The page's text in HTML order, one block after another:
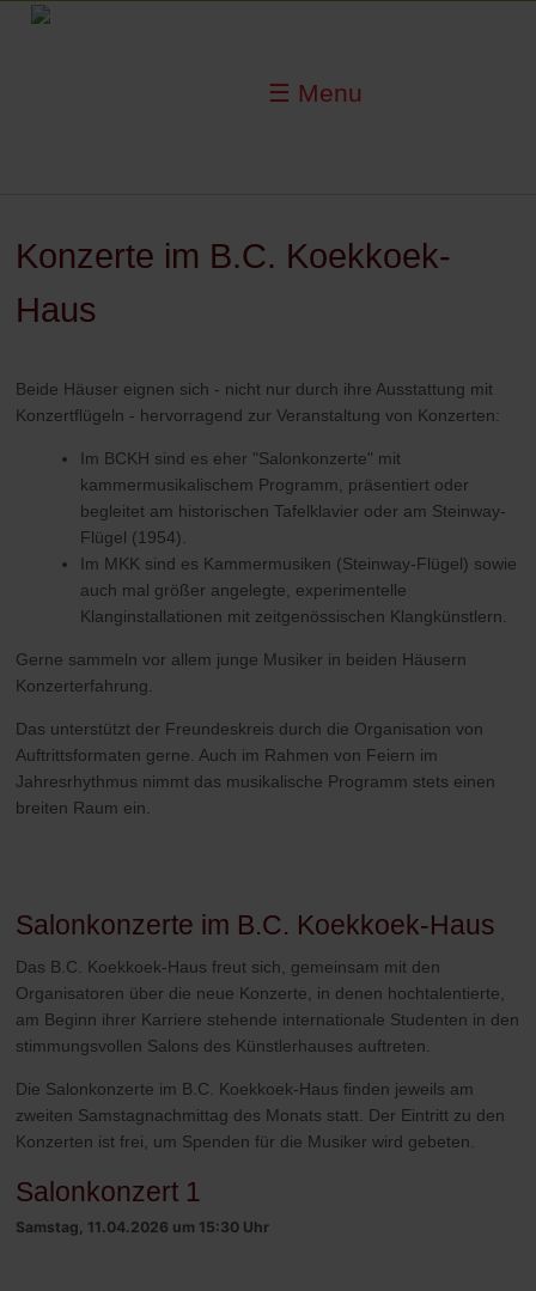
☰ Menu
Konzerte im B.C. Koekkoek-
Haus
Beide Häuser eignen sich - nicht nur durch ihre Ausstattung mit
Konzertflügeln - hervorragend zur Veranstaltung von Konzerten:
Im BCKH sind es eher "Salonkonzerte" mit
kammermusikalischem Programm, präsentiert oder
begleitet am historischen Tafelklavier oder am Steinway-
Flügel (1954).
Im MKK sind es Kammermusiken (Steinway-Flügel) sowie
auch mal größer angelegte, experimentelle
Klanginstallationen mit zeitgenössischen Klangkünstlern.
Gerne sammeln vor allem junge Musiker in beiden Häusern
Konzerterfahrung.
Das unterstützt der Freundeskreis durch die Organisation von
Auftrittsformaten gerne. Auch im Rahmen von Feiern im
Jahresrhythmus nimmt das musikalische Programm stets einen
breiten Raum ein
Salonkonzerte im B.C. Koekkoek-Haus
Das B.C. Koekkoek-Haus freut sich, gemeinsam mit den
Organisatoren über die neue Konzerte, in denen hochtalentierte,
am Beginn ihrer Karriere stehende internationale Studenten in den
stimmungsvollen Salons des Künstlerhauses auftreten.
Die Salonkonzerte im B.C. Koekkoek-Haus finden jeweils am
zweiten Samstagnachmittag des Monats statt. Der Eintritt zu den
Konzerten ist frei, um Spenden für die Musiker wird gebeten.
Salonkonzert 1
Samstag, 11.04.2026 um 15:30 Uhr